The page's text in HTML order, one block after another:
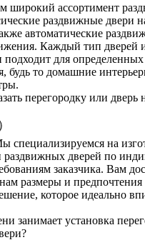
широкий ассортимент
раздвижные двери
автоматические
Каждый тип дверей
подходит для
будь то домашние
перегородку или дверь
специализируемся на
раздвижных дверей по
заказчика. Вам
размеры и
которое идеально
занимает установка